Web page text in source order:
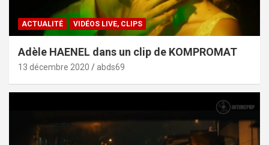
ACTUALITÉ VIDÉOS LIVE, CLIPS
Adèle HAENEL dans un clip de KOMPROMAT
13 décembre 2020 abds69